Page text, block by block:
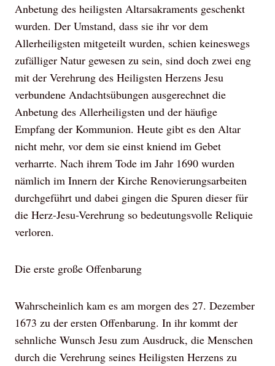
Anbetung des heiligsten Altarsakraments geschenkt
wurden. Der Umstand, dass sie ihr vor dem
Allerheiligsten mitgeteilt wurden, schien keineswegs
zufälliger Natur gewesen zu sein, sind doch zwei eng
mit der Verehrung des Heiligsten Herzens Jesu
verbundene Andachtsübungen ausgerechnet die
Anbetung des Allerheiligsten und der häufige
Empfang der Kommunion. Heute gibt es den Altar
nicht mehr, vor dem sie einst kniend im Gebet
verharrte. Nach ihrem Tode im Jahr 1690 wurden
nämlich im Innern der Kirche Renovierungsarbeiten
durchgeführt und dabei gingen die Spuren dieser für
die Herz-Jesu-Verehrung so bedeutungsvolle Reliquie
verloren.
Die erste große Offenbarung
Wahrscheinlich kam es am morgen des 27. Dezember
1673 zu der ersten Offenbarung. In ihr kommt der
sehnliche Wunsch Jesu zum Ausdruck, die Menschen
durch die Verehrung seines Heiligsten Herzens zu